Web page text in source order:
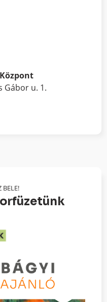
Gábor u. 1.
BELE!